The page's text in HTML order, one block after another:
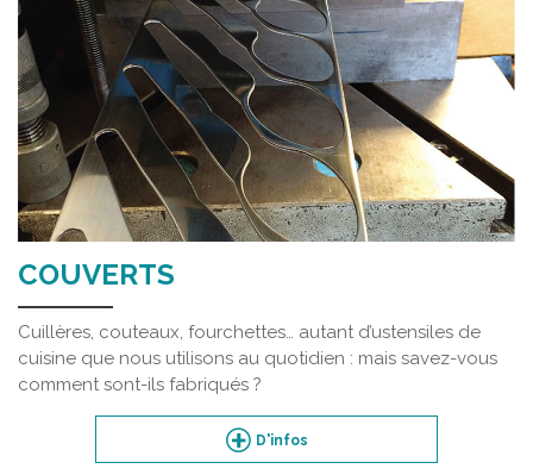
COUVERTS
Cuillères, couteaux, fourchettes… autant d’ustensiles de
cuisine que nous utilisons au quotidien : mais savez-vous
comment sont-ils fabriqués ?
D'infos